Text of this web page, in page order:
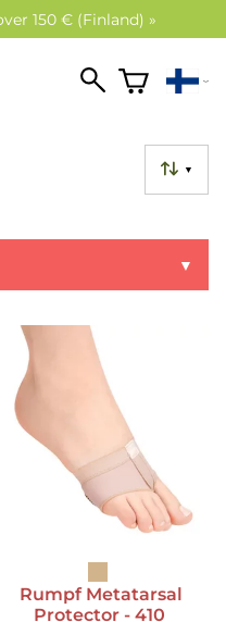
150 € (Finland) »
▼
▼
Rumpf Metatarsal
Protector - 410